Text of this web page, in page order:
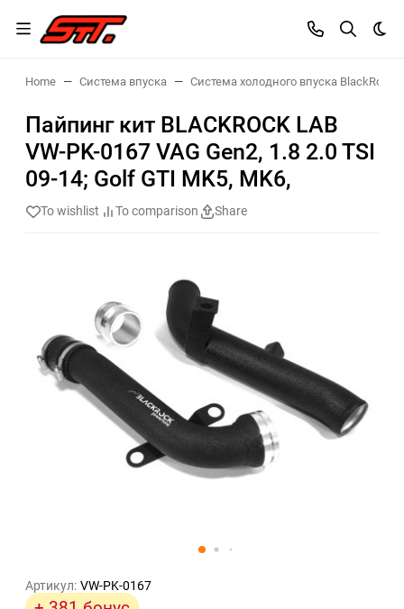
Home Система впуска Система холодного впуска BlackRock
Пайпинг кит BLACKROCK LAB
VW-PK-0167 VAG Gen2, 1.8 2.0 TSI
09-14; Golf GTI MK5, MK6,
To wishlist To comparison Share
Артикул: VW-PK-0167